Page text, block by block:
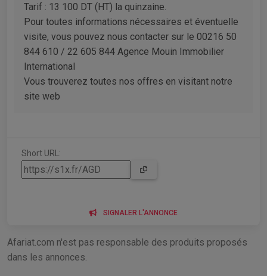
Tarif : 13 100 DT (HT) la quinzaine.
Pour toutes informations nécessaires et éventuelle
visite, vous pouvez nous contacter sur le 00216 50
844 610 / 22 605 844 Agence Mouin Immobilier
International
Vous trouverez toutes nos offres en visitant notre
site web
Short URL:
SIGNALER L'ANNONCE
Afariat.com n'est pas responsable des produits proposés
dans les annonces.